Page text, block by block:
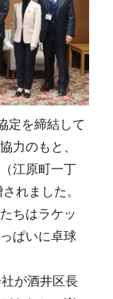
定を締結して
力のもと、
江原町一丁
れました。
ちはラケッ
ぱいに卓球
が酒井区長